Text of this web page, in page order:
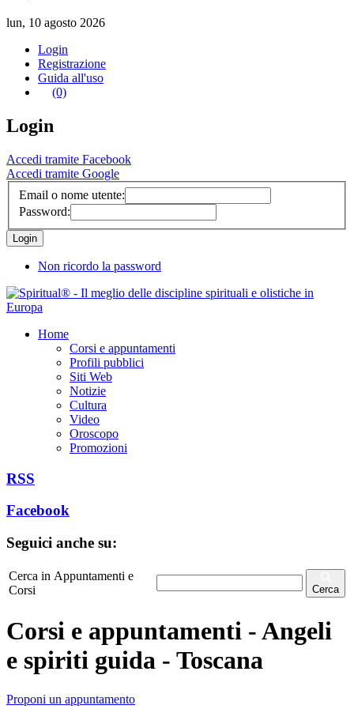
lun, 10 agosto 2026
Login
Registrazione
Guida all'uso
(0)
Login
Accedi tramite Facebook
Accedi tramite Google
Email o nome utente:
Password:
Non ricordo la password
Home
Corsi e appuntamenti
Profili pubblici
Siti Web
Notizie
Cultura
Video
Oroscopo
Promozioni
RSS
Facebook
Seguici anche su:
Cerca in Appuntamenti e
Corsi
Cerca
Corsi e appuntamenti - Angeli
e spiriti guida - Toscana
Proponi un appuntamento